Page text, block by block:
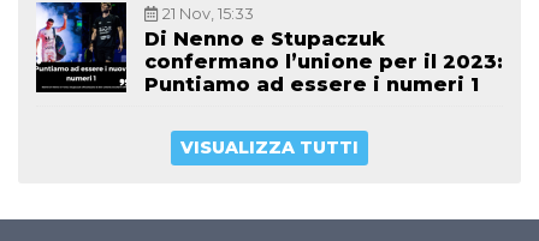
21 Nov, 15:33
Di Nenno e Stupaczuk
confermano l’unione per il 2023:
Puntiamo ad essere i numeri 1
VISUALIZZA TUTTI